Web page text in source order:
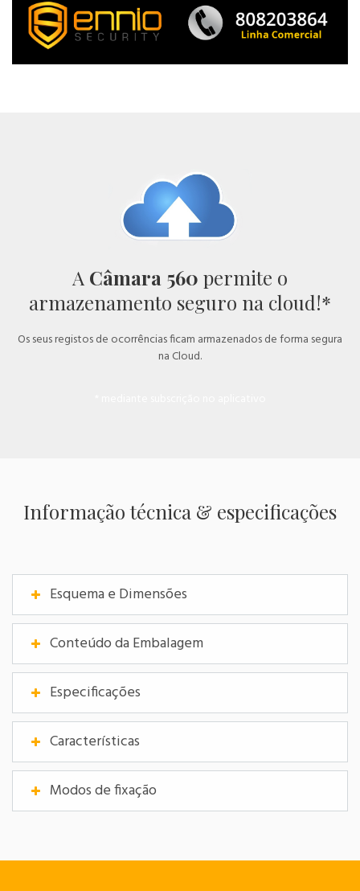
A Câmara 560 permite o
armazenamento seguro na cloud!*
Os seus registos de ocorrências ficam armazenados de forma segura
na Cloud.
Informação técnica & especificações
Esquema e Dimensões
Conteúdo da Embalagem
Especificações
Características
Modos de fixação